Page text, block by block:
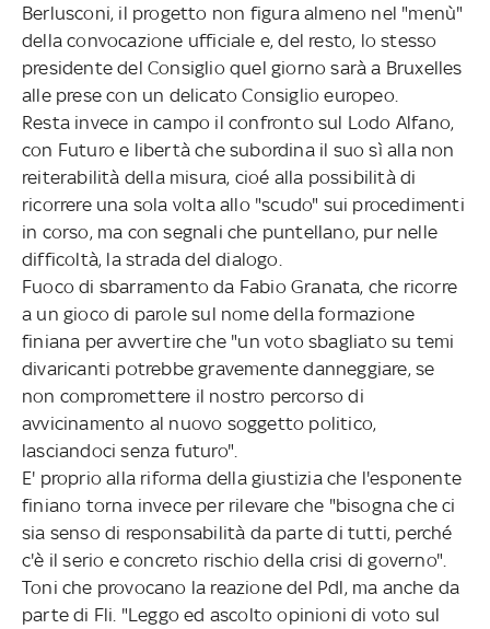
Berlusconi, il progetto non figura almeno nel "menù"
della convocazione ufficiale e, del resto, lo stesso
presidente del Consiglio quel giorno sarà a Bruxelles
alle prese con un delicato Consiglio europeo.
Resta invece in campo il confronto sul Lodo Alfano,
con Futuro e libertà che subordina il suo sì alla non
reiterabilità della misura, cioé alla possibilità di
ricorrere una sola volta allo "scudo" sui procedimenti
in corso, ma con segnali che puntellano, pur nelle
difficoltà, la strada del dialogo.
Fuoco di sbarramento da Fabio Granata, che ricorre
a un gioco di parole sul nome della formazione
finiana per avvertire che "un voto sbagliato su temi
divaricanti potrebbe gravemente danneggiare, se
non compromettere il nostro percorso di
avvicinamento al nuovo soggetto politico,
lasciandoci senza futuro".
E' proprio alla riforma della giustizia che l'esponente
finiano torna invece per rilevare che "bisogna che ci
sia senso di responsabilità da parte di tutti, perché
c'è il serio e concreto rischio della crisi di governo".
Toni che provocano la reazione del Pdl, ma anche da
parte di Fli. "Leggo ed ascolto opinioni di voto sul